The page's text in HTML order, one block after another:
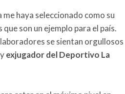
haya seleccionado como su
son un ejemplo para el país.
se sientan orgullosos
yexjugador del Deportivo La